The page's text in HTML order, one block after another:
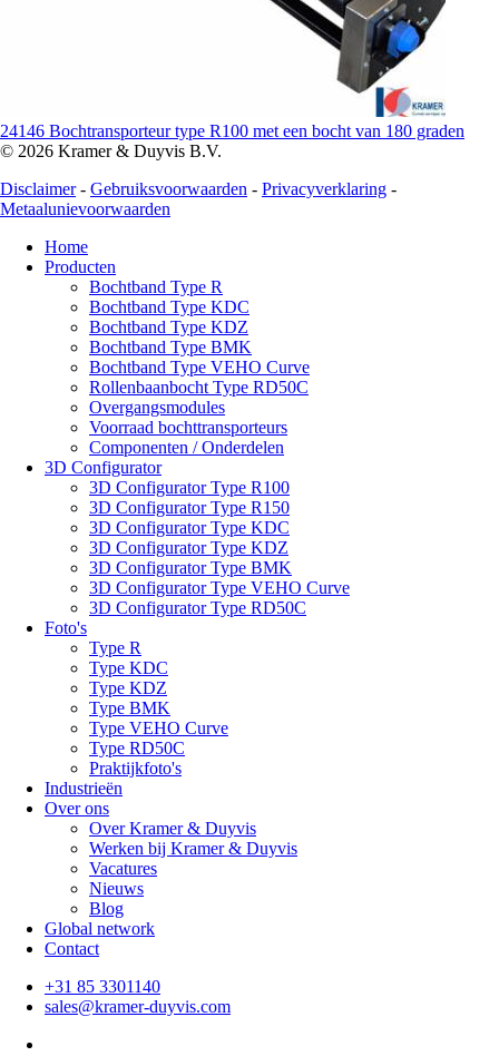
24146 Bochtransporteur type R100 met een bocht van 180 graden
© 2026 Kramer & Duyvis B.V.
Disclaimer- Gebruiksvoorwaarden - Privacyverklaring -
Metaalunievoorwaarden
Home
Producten
Bochtband Type R
Bochtband Type KDC
Bochtband Type KDZ
Bochtband Type BMK
Bochtband Type VEHO Curve
Rollenbaanbocht Type RD50C
Overgangsmodules
Voorraad bochttransporteurs
Componenten / Onderdelen
3D Configurator
3D Configurator Type R100
3D Configurator Type R150
3D Configurator Type KDC
3D Configurator Type KDZ
3D Configurator Type BMK
3D Configurator Type VEHO Curve
3D Configurator Type RD50C
Foto's
Type R
Type KDC
Type KDZ
Type BMK
Type VEHO Curve
Type RD50C
Praktijkfoto's
Industrieën
Over ons
Over Kramer & Duyvis
Werken bij Kramer & Duyvis
Vacatures
Nieuws
Blog
Global network
Contact
+31 85 3301140
sales@kramer-duyvis.com